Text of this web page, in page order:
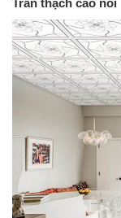
Trần thạch cao nổi